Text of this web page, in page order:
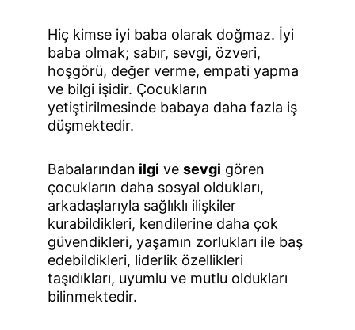
Hiç kimse iyi baba olarak doğmaz. İyi
baba olmak; sabır, sevgi, özveri,
hoşgörü, değer verme, empati yapma
ve bilgi işidir. Çocukların
yetiştirilmesinde babaya daha fazla iş
düşmektedir.
Babalarından ilgi ve sevgi gören
çocukların daha sosyal oldukları,
arkadaşlarıyla sağlıklı ilişkiler
kurabildikleri, kendilerine daha çok
güvendikleri, yaşamın zorlukları ile baş
edebildikleri, liderlik özellikleri
taşıdıkları, uyumlu ve mutlu oldukları
bilinmektedir.